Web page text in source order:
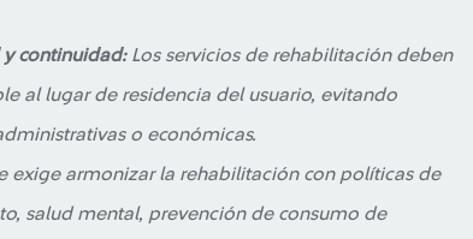
continuidad:Los servicios de rehabilitación deben
al lugar de residencia del usuario, evitando
o económicas.
exige armonizar la rehabilitación con políticas de
salud mental, prevención de consumo de